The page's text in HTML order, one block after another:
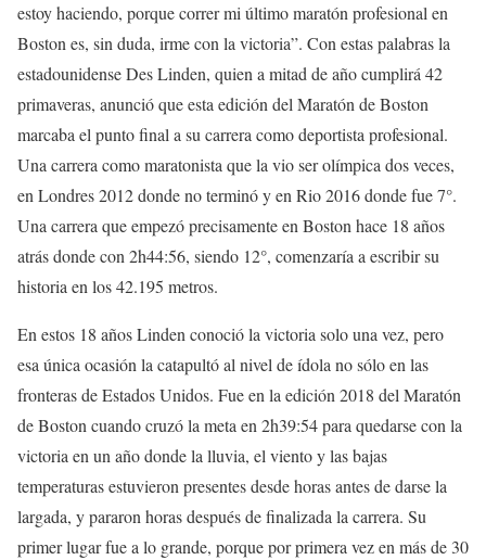
estoy haciendo, porque correr mi último maratón profesional en
Boston es, sin duda, irme con la victoria”. Con estas palabras la
estadounidense Des Linden, quien a mitad de año cumplirá 42
primaveras, anunció que esta edición del Maratón de Boston
marcaba el punto final a su carrera como deportista profesional.
Una carrera como maratonista que la vio ser olímpica dos veces,
en Londres 2012 donde no terminó y en Rio 2016 donde fue 7°.
Una carrera que empezó precisamente en Boston hace 18 años
atrás donde con 2h44:56, siendo 12°, comenzaría a escribir su
historia en los 42.195 metros.
En estos 18 años Linden conoció la victoria solo una vez, pero
esa única ocasión la catapultó al nivel de ídola no sólo en las
fronteras de Estados Unidos. Fue en la edición 2018 del Maratón
de Boston cuando cruzó la meta en 2h39:54 para quedarse con la
victoria en un año donde la lluvia, el viento y las bajas
temperaturas estuvieron presentes desde horas antes de darse la
largada, y pararon horas después de finalizada la carrera. Su
primer lugar fue a lo grande, porque por primera vez en más de 30